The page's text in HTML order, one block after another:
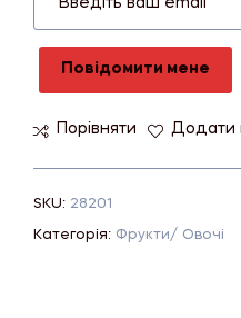
Повідомити мене
Порівняти Додати
SKU: 28201
Категорія: Фрукти/ Овочі